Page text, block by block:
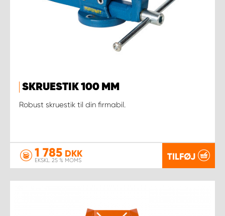
SKRUESTIK 100 MM
Robust skruestik til din firmabil.
1 785 DKK
EKSKL. 25 % MOMS TILFØJ